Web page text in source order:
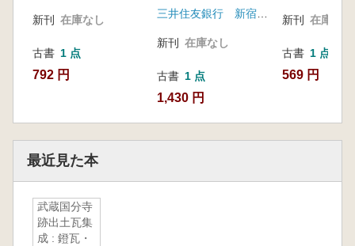
新刊 在庫なし
古書 1 点
792 円
新刊 在庫なし
古書 1 点
1,430 円
新刊 在庫なし
古書 1 点
569 円
最近見た本
武蔵国分寺
跡出土瓦集
成 : 鐙瓦・